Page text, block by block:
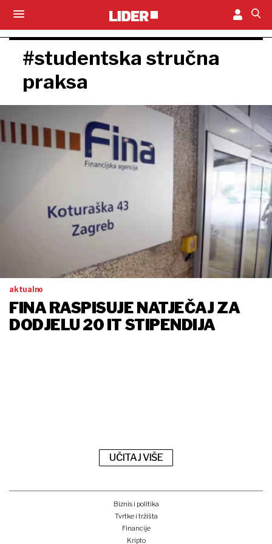
#studentska stručna
praksa
aktualno
FINA RASPISUJE NATJEČAJ ZA
DODJELU 20 IT STIPENDIJA
UČITAJ VIŠE
Biznis i politika
Tvrtke i tržišta
Financije
Kripto